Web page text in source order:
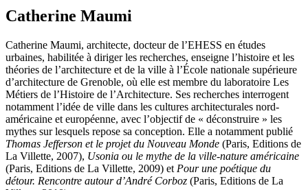
Catherine Maumi
Catherine Maumi, architecte, docteur de l’EHESS en études
urbaines, habilitée à diriger les recherches, enseigne l’histoire et les
théories de l’architecture et de la ville à l’École nationale supérieure
d’architecture de Grenoble, où elle est membre du laboratoire Les
Métiers de l’Histoire de l’Architecture. Ses recherches interrogent
notamment l’idée de ville dans les cultures architecturales nord-
américaine et européenne, avec l’objectif de « déconstruire » les
mythes sur lesquels repose sa conception. Elle a notamment publié
Thomas Jefferson et le projet du Nouveau Monde (Paris, Editions de
La Villette, 2007), Usonia ou le mythe de la ville-nature américaine
(Paris, Editions de La Villette, 2009) et Pour une poétique du
détour. Rencontre autour d’André Corboz (Paris, Editions de La